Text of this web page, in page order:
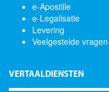
e-Apostille
e-Legalisatie
Levering
Veelgestelde vragen
VERTAALDIENSTEN